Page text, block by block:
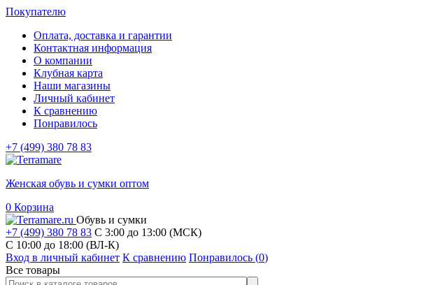
Покупателю
Оплата, доставка и гарантии
Контактная информация
О компании
Клубная карта
Наши магазины
Личный кабинет
К сравнению
Понравилось
+7 (499) 380 78 83
Женская обувь и сумки оптом
0 Корзина
Обувь и сумки
+7 (499) 380 78 83 С 3:00 до 13:00 (МСК)
C 10:00 до 18:00 (ВЛ-К)
Вход в личный кабинет К сравнению Понравилось (0)
Все товары